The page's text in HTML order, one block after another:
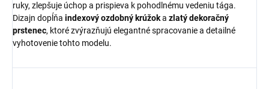
ruky, zlepšuje úchop a prispieva k pohodlnému vedeniu tága.
Dizajn dopĺňa indexový ozdobný krúžoka zlatý dekoračný
prstenec, ktoré zvýrazňujú elegantné spracovanie a detailné
vyhotovenie tohto modelu.